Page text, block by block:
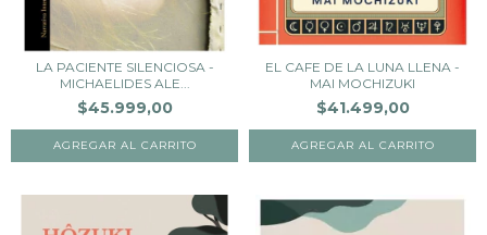
LA PACIENTE SILENCIOSA -
MICHAELIDES ALE...
$45.999,00
EL CAFE DE LA LUNA LLENA -
MAI MOCHIZUKI
$41.499,00